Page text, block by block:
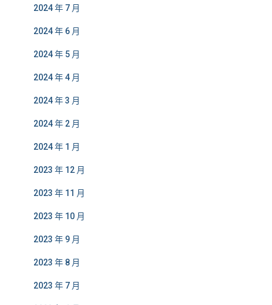
2024 年 7 月
2024 年 6 月
2024 年 5 月
2024 年 4 月
2024 年 3 月
2024 年 2 月
2024 年 1 月
2023 年 12 月
2023 年 11 月
2023 年 10 月
2023 年 9 月
2023 年 8 月
2023 年 7 月